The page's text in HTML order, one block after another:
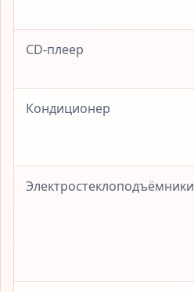
CD-плеер
Кондиционер
Электростеклоподъёмники